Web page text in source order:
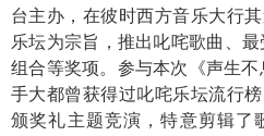
台主办，在彼时西方音乐大行
乐坛为宗旨，推出叱咤歌曲、
组合等奖项。参与本次《声生
手大都曾获得过叱咤乐坛流行
颁奖礼主题竞演，特意剪辑了